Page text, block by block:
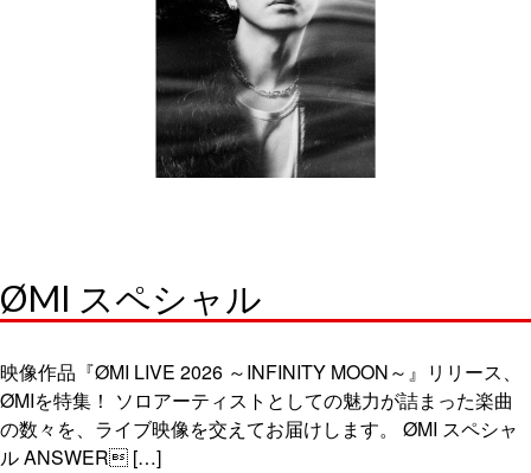
ØMI スペシャル
映像作品『ØMI LIVE 2026 ～INFINITY MOON～』リリース、
ØMIを特集！ ソロアーティストとしての魅力が詰まった楽曲
の数々を、ライブ映像を交えてお届けします。 ØMI スペシャ
ル ANSWER […]